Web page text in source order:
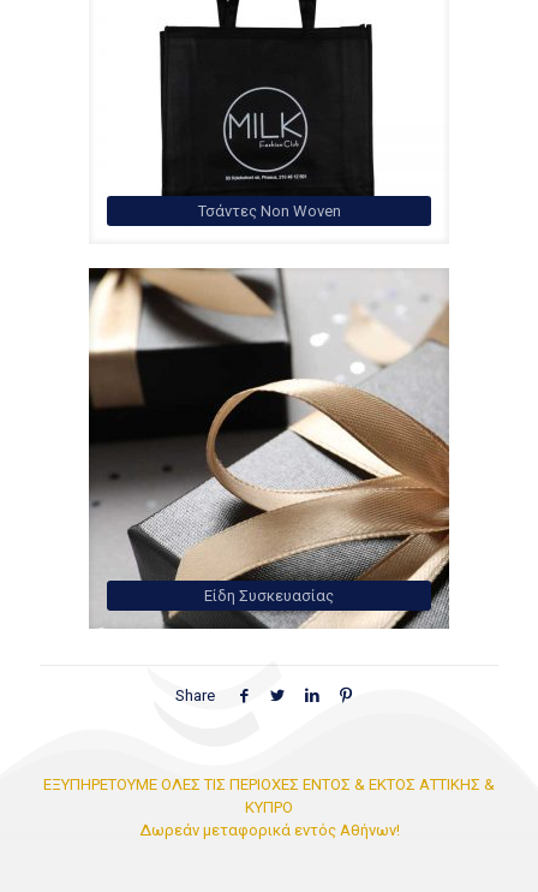
Τσάντες Non Woven
Είδη Συσκευασίας
Share
ΕΞΥΠΗΡΕΤΟΥΜΕ ΟΛΕΣ ΤΙΣ ΠΕΡΙΟΧΕΣ ΕΝΤΟΣ & ΕΚΤΟΣ ΑΤΤΙΚΗΣ &
ΚΥΠΡΟ
Δωρεάν μεταφορικά εντός Αθήνων!